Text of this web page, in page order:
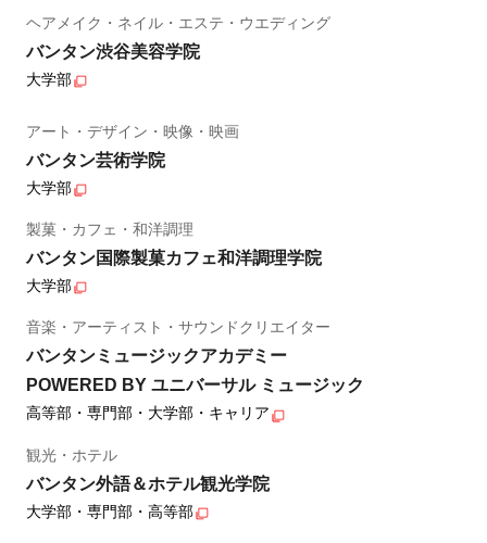
ヘアメイク・ネイル・エステ・ウエディング
バンタン渋谷美容学院
大学部
アート・デザイン・映像・映画
バンタン芸術学院
大学部
製菓・カフェ・和洋調理
バンタン国際製菓カフェ和洋調理学院
大学部
音楽・アーティスト・サウンドクリエイター
バンタンミュージックアカデミー
POWERED BY ユニバーサル ミュージック
高等部・専門部・大学部・キャリア
観光・ホテル
バンタン外語＆ホテル観光学院
大学部・専門部・高等部